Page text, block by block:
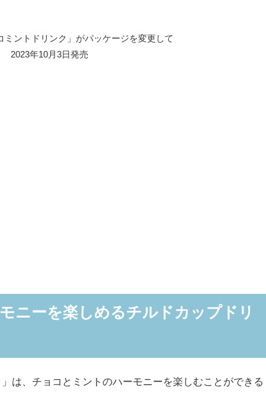
ミントドリンク」がパッケージを変更して
2023年10月3日発売
ニーを楽しめるチルドカップドリ
は、チョコとミントのハーモニーを楽しむことができる